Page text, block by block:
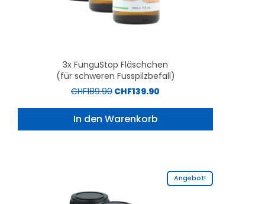
3x FunguStop Fläschchen
(für schweren Fusspilzbefall)
CHF189.90 CHF139.90
In den Warenkorb
Angebot!